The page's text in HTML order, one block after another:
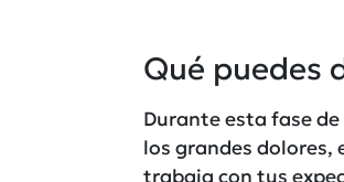
Qué puedes
Durante esta fase
los grandes dolores,
trabaja con tus